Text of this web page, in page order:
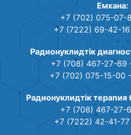
Емхана:
+7 (702) 075-07-
+7 (7222) 69-42-16
Радионуклидтік
+7 (708) 467-27-69
+7 (702) 075-15-00
Радионуклидтік
+7 (708) 467-27-
+7 (7222) 42-41-77